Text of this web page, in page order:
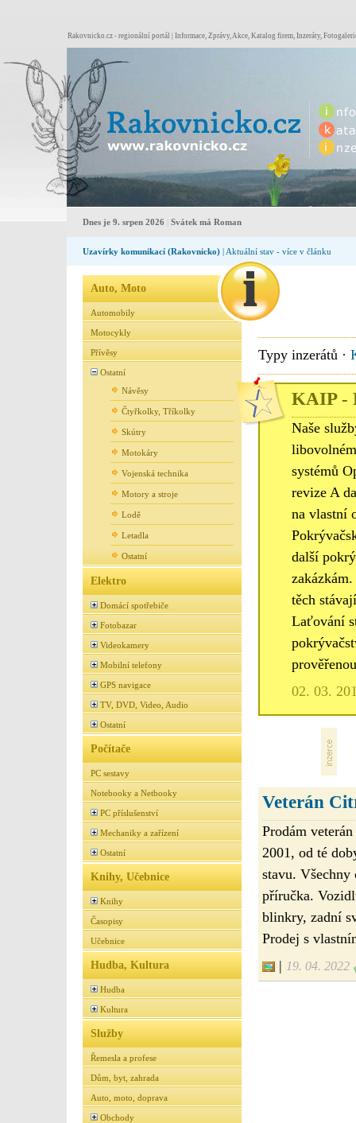
Rakovnicko.cz - regionální portál | Informace, Zprávy, Akce, Katalog firem, Inzeráty,
Dnes je 9. srpen 2026 Svátek má Roman
Uzavírky komunikací (Rakovnicko) | Aktuální stav - více v článku
Auto, Moto
Automobily
Motocykly
Přívěsy
Ostatní
Návěsy
Čtyřkolky, Tříkolky
Skútry
Motokáry
Vojenská technika
Motory a stroje
Lodě
Letadla
Ostatní
Elektro
Domácí spotřebiče
Fotobazar
Videokamery
Mobilní telefony
GPS navigace
TV, DVD, Video, Audio
Ostatní
Počítače
PC sestavy
Notebooky a Netbooky
PC příslušenství
Mechaniky a zařízení
Ostatní
Knihy, Učebnice
Knihy
Časopisy
Učebnice
Hudba, Kultura
Hudba
Kultura
Služby
Řemesla a profese
Dům, byt, zahrada
Auto, moto, doprava
Obchody
Typy inzerátů ·
KAIP -
Naše
systémů
revize A
na vlastní
další
těch
Laťování
02. 03.
Veterán
Prodám
2001, od té
stavu.
příručka.
blinkry, zadní
Prodej s
| 19. 04. 2022